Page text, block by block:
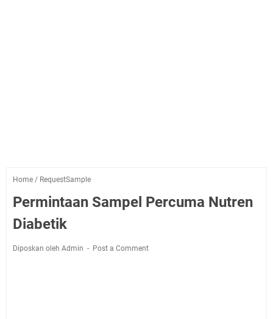
Home / RequestSample
Permintaan Sampel Percuma Nutren
Diabetik
Diposkan oleh Admin Post a Comment